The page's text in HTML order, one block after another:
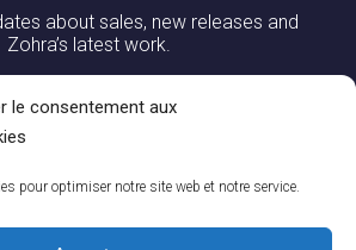
le consentement aux
pour optimiser notre site web et notre service.
about sales, new releases and
Zohra’s latest work.